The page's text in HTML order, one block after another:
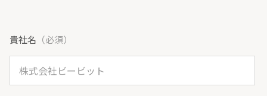
貴社名 （必須）